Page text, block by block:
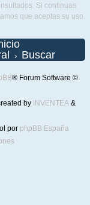
Si continuas
que aceptas su uso.
Buscar
® Forum Software ©
by INVENTEA &
por phpBB España